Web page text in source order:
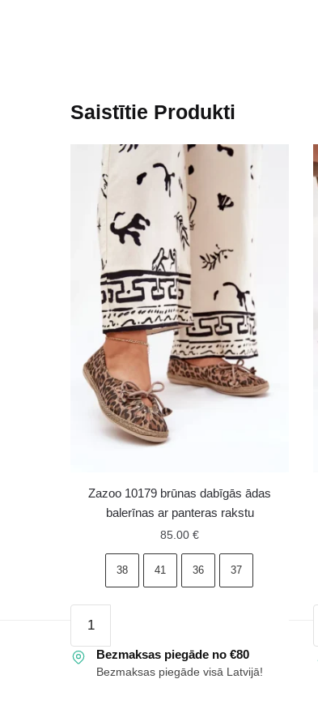
Saistītie Produkti
Zazoo 10179 brūnas dabīgās ādas
balerīnas ar panteras rakstu
85.00 €
38 41 36 37
10179
brūnas
dabīgās
Bezmaksas piegāde no €80
Bezmaksas piegāde visā Latvijā!